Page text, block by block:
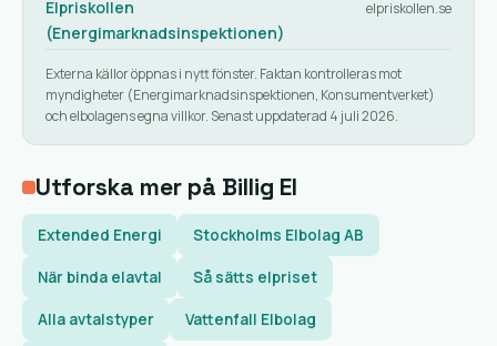
Elpriskollen
(Energimarknadsinspektionen)
elpriskollen.se
Externa källor öppnas i nytt fönster. Faktan kontrolleras mot
myndigheter (Energimarknadsinspektionen, Konsumentverket)
och elbolagens egna villkor. Senast uppdaterad 4 juli 2026.
Utforska mer på Billig El
Extended Energi Stockholms Elbolag AB
När binda elavtal Så sätts elpriset
Alla avtalstyper Vattenfall Elbolag